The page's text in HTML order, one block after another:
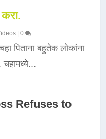
|0
पिताना बहुतेक लोकांना
चहामध्ये...
Refuses to